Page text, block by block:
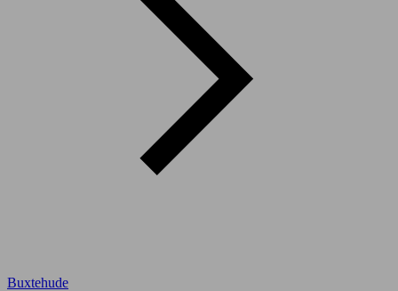
Buxtehude